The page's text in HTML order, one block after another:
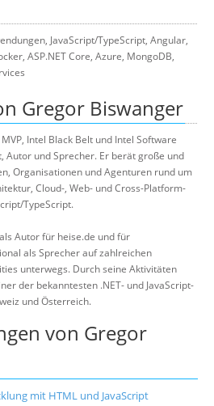
JavaScript/TypeScript, Angular,
ASP.NET Core, Azure, MongoDB,
Gregor Biswanger
Intel Black Belt und Intel Software
Autor und Sprecher. Er berät große und
Organisationen und Agenturen rund um
Cloud-, Web- und Cross-Platform-
TypeScript.
Autor für heise.de und für
als Sprecher auf zahlreichen
unterwegs. Durch seine Aktivitäten
der bekanntesten .NET- und JavaScript-
und Österreich.
von Gregor
mit HTML und JavaScript